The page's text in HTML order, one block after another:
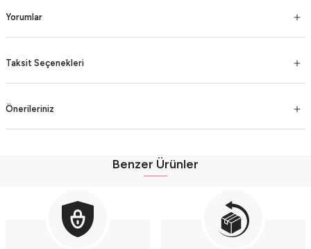
Yorumlar
Taksit Seçenekleri
Önerileriniz
Benzer Ürünler
Fırfır Detaylı Müslin Şortlu Kız Takımı - %100 Pamuk Nefes Alabilir - (9-12-